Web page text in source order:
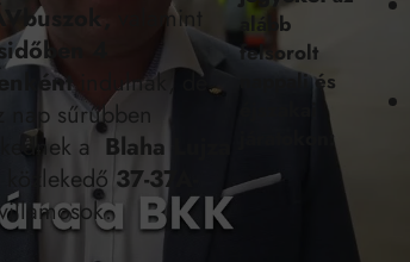
valamint
4
indulnak, de
nap sűrűbben
a Blaha Lujza
közlekedő 37-37A-
villamosok.
alább
felsorolt
nappali és
járatokon: